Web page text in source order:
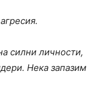
силни личности,
Нека запазим